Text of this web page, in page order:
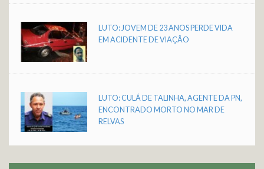
LUTO: JOVEM DE 23 ANOS PERDE VIDA
EM ACIDENTE DE VIAÇÃO
LUTO: CULÁ DE TALINHA, AGENTE DA PN,
ENCONTRADO MORTO NO MAR DE
RELVAS